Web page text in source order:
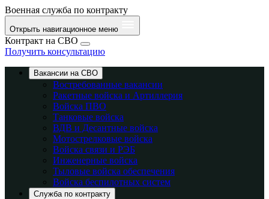
Военная служба по контракту
Открыть навигационное меню
Контракт на СВО
Получить консультацию
Вакансии на СВО
Востребованные вакансии
Ракетные войска и Артиллерия
Войска ПВО
Танковые войска
ВДВ и Десантные войска
Мотострелковые войска
Войска связи и РЭБ
Инженерные войска
Тыловые войска обеспечения
Войска беспилотных систем
Служба по контракту